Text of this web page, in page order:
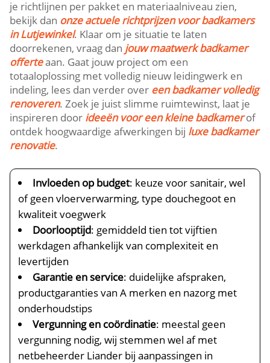
je richtlijnen per pakket en materiaalniveau zien,
bekijk dan onze actuele richtprijzen voor badkamers
in Lutjewinkel.​ Klaar om je situatie te laten
doorrekenen, vraag dan jouw maatwerk badkamer
offerteaan.​ Gaat jouw project om een
totaaloplossing met volledig nieuw leidingwerk en
indeling, lees dan verder over een badkamer volledig
renoveren.​ Zoek je juist slimme ruimtewinst, laat je
inspireren door ideeën voor een kleine badkamerof
ontdek hoogwaardige afwerkingen bij luxe badkamer
renovatie.​
Invloeden op budget: keuze voor sanitair, wel
of geen vloerverwarming, type douchegoot en
kwaliteit voegwerk
Doorlooptijd: gemiddeld tien tot vijftien
werkdagen afhankelijk van complexiteit en
levertijden
Garantie en service: duidelijke afspraken,
productgaranties van A merken en nazorg met
onderhoudstips
Vergunning en coördinatie: meestal geen
vergunning nodig, wij stemmen wel af met
netbeheerder Liander bij aanpassingen in